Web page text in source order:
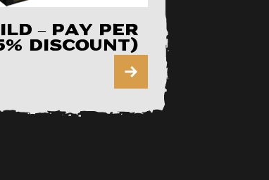
– pay per
discount)